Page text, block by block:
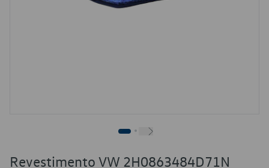
Revestimento VW 2H0863484D71N